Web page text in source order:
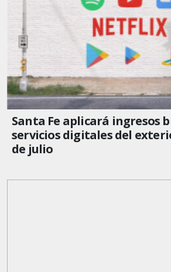
Santa Fe aplicará ingresos
servicios digitales del
de julio